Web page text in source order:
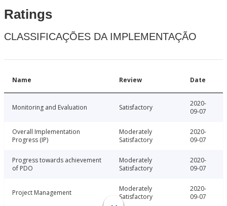
Ratings
CLASSIFICAÇÕES DA IMPLEMENTAÇÃO
Name Review Date
Monitoring and Evaluation Satisfactory
2020-
09-07
Overall Implementation
Progress (IP)
Moderately
Satisfactory
2020-
09-07
Progress towards achievement
of PDO
Moderately
Satisfactory
2020-
09-07
Project Management
Moderately
Satisfactory
2020-
09-07